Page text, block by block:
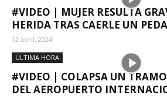
#VIDEO | MUJER RESULTA
HERIDA TRAS CAERLE UN
12 abril, 2024
ÚLTIMA HORA
#VIDEO | COLAPSA UN
DEL AEROPUERTO